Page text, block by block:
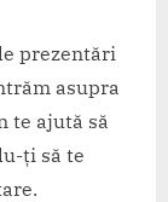
prezentări
asupra
te ajută să
ți să te